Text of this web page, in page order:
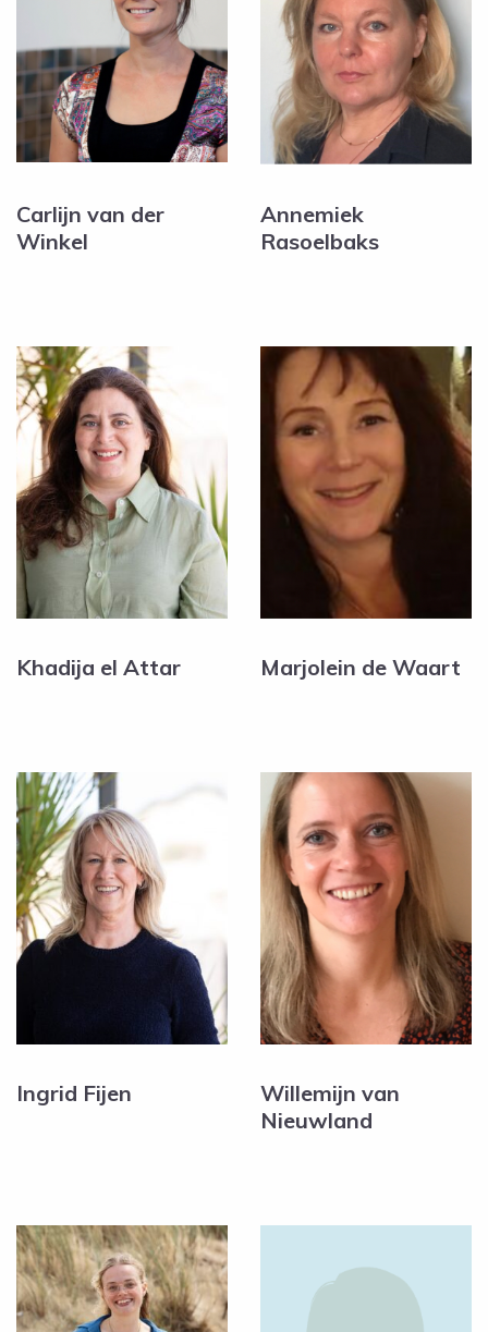
Carlijn van der
Winkel
Annemiek
Rasoelbaks
Khadija el Attar Marjolein de Waart
Ingrid Fijen
Willemijn van
Nieuwland